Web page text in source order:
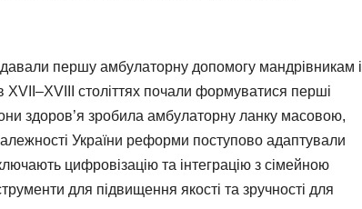
першу амбулаторну допомогу мандрівникам і
століттях почали формуватися перші
здоров’я зробила амбулаторну ланку масовою,
України реформи поступово адаптували
цифровізацію та інтеграцію з сімейною
для підвищення якості та зручності для